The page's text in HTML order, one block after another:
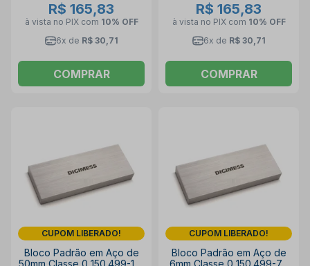
R$ 165,83
à vista no PIX com 10% OFF
6x de R$ 30,71
COMPRAR
R$ 165,83
à vista no PIX com 10% OFF
6x de R$ 30,71
COMPRAR
CUPOM LIBERADO!
Bloco Padrão em Aço de
50mm Classe 0 150.499-114
CUPOM LIBERADO!
Bloco Padrão em Aço de
6mm Classe 0 150.499-73